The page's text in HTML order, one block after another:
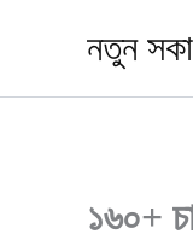
content
নতুন
১৬০+